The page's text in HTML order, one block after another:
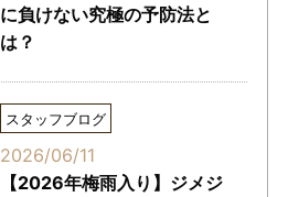
に負けない究極の予防法と
は？
スタッフブログ
2026/06/11
【2026年梅雨入り】ジメジ